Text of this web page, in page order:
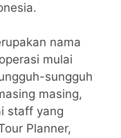
nama
mulai
sungguh
masing,
staff yang
Planner,